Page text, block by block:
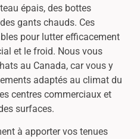
épais, des bottes
gants chauds. Ces
pour lutter efficacement
et le froid. Nous vous
au Canada, car vous y
adaptés au climat du
centres commerciaux et
surfaces.
à apporter vos tenues